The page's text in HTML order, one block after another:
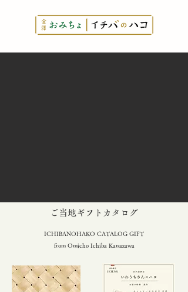
​ご当地ギフトカタログ
ICHIBANOHAKO CATALOG GIFT
from Omicho Ichiba Kanazawa